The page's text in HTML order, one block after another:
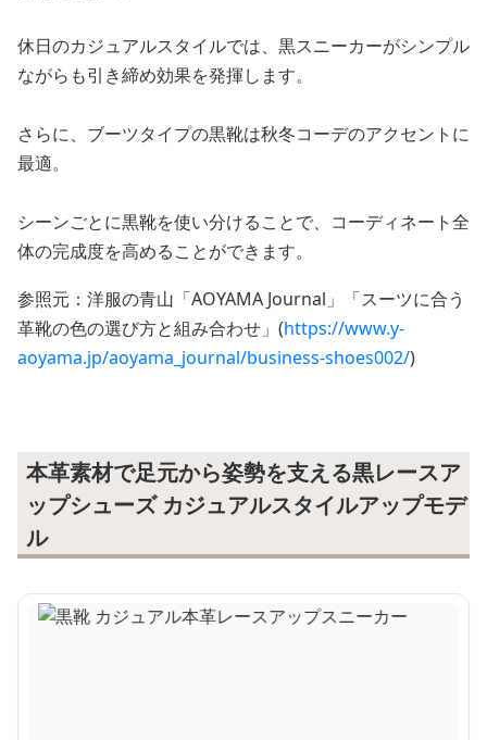
休日のカジュアルスタイルでは、黒スニーカーがシンプル
ながらも引き締め効果を発揮します。
さらに、ブーツタイプの黒靴は秋冬コーデのアクセントに
最適。
シーンごとに黒靴を使い分けることで、コーディネート全
体の完成度を高めることができます。
参照元：洋服の青山「AOYAMA Journal」「スーツに合う
革靴の色の選び方と組み合わせ」(https://www.y-
aoyama.jp/aoyama_journal/business-shoes002/)
本革素材で足元から姿勢を支える黒レースア
ップシューズ カジュアルスタイルアップモデ
ル